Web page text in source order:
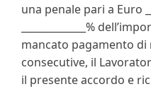
una penale pari a Euro
_____________%
mancato pagamento di
consecutive, il
il presente accordo e